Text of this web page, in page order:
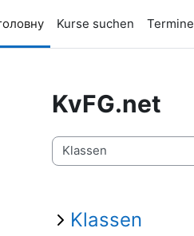
вмісту
Kurse suchen Termine
KvFG.net
Категорії курсів
Klassen